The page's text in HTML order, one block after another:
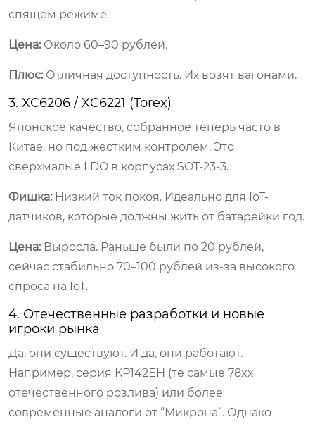
спящем режиме.
Цена: Около 60–90 рублей.
Плюс: Отличная доступность. Их возят вагонами.
3. XC6206 / XC6221 (Torex)
Японское качество, собранное теперь часто в
Китае, но под жестким контролем. Это
сверхмалые LDO в корпусах SOT-23-3.
Фишка: Низкий ток покоя. Идеально для IoT-
датчиков, которые должны жить от батарейки год.
Цена: Выросла. Раньше были по 20 рублей,
сейчас стабильно 70–100 рублей из-за высокого
спроса на IoT.
4. Отечественные разработки и новые
игроки рынка
Да, они существуют. И да, они работают.
Например, серия КР142ЕН (те самые 78xx
отечественного розлива) или более
современные аналоги от “Микрона”. Однако